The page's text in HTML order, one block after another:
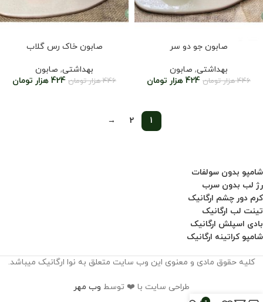
صابون جو دو سر
بهداشتی, صابون
446 هزار تومان 424 هزار تومان
صابون خاک رس گلاب
بهداشتی, صابون
446 هزار تومان 424 هزار تومان
1
2
→
شامپو بدون سولفات
رژ لب بدون سرب
کرم دور چشم ارگانیک
تینت لب ارگانیک
بادی اسپلش ارگانیک
شامپو کراتینه ارگانیک
کلیه حقوق مادی و معنوی این وب سایت متعلق به نوا ارگانیک میباشد.
طراحی سایت با ❤️ توسط وب مهر